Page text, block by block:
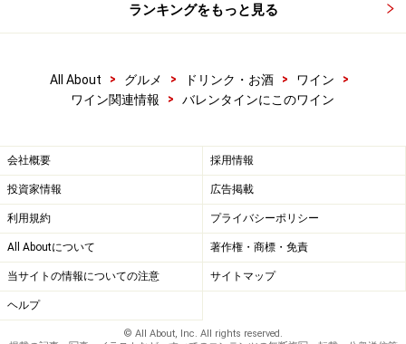
ランキングをもっと見る
All About > グルメ > ドリンク・お酒 > ワイン
>
ワイン関連情報
> バレンタインにこのワイン
会社概要 採用情報
投資家情報 広告掲載
利用規約 プライバシーポリシー
All Aboutについて 著作権・商標・免責
当サイトの情報についての注意 サイトマップ
ヘルプ
© All About, Inc. All rights reserved.